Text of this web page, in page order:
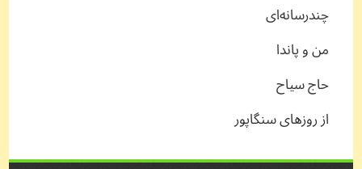
چندرسانه‌ای
من و پاندا
حاج سیاح
از روزهای سنگاپور